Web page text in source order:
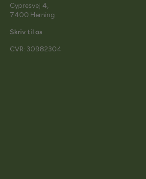
Cypresvej 4,
7400 Herning
Skriv til os
CVR: 30982304